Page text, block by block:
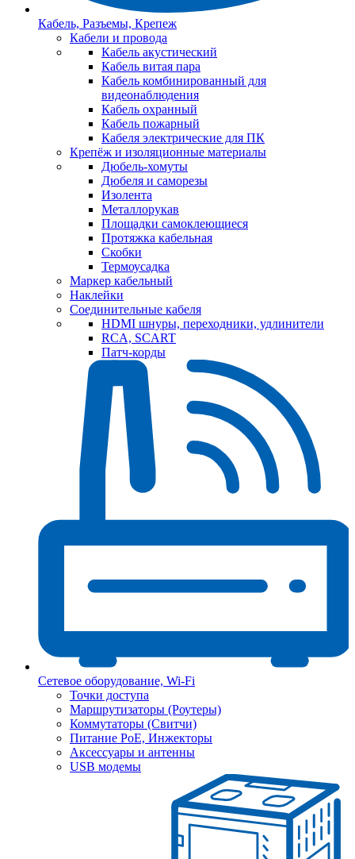
Кабель, Разъемы, Крепеж
Кабели и провода
Кабель акустический
Кабель витая пара
Кабель комбинированный для
видеонаблюдения
Кабель охранный
Кабель пожарный
Кабеля электрические для ПК
Крепёж и изоляционные материалы
Дюбель-хомуты
Дюбеля и саморезы
Изолента
Металлорукав
Площадки самоклеющиеся
Протяжка кабельная
Скобки
Термоусадка
Маркер кабельный
Наклейки
Соединительные кабеля
HDMI шнуры, переходники, удлинители
RCA, SCART
Патч-корды
Сетевое оборудование, Wi-Fi
Точки доступа
Маршрутизаторы (Роутеры)
Коммутаторы (Свитчи)
Питание PoE, Инжекторы
Аксессуары и антенны
USB модемы